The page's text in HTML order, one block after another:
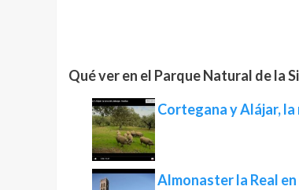
Qué ver en el Parque Natural de la
Cortegana y Alájar,
Almonaster la Real